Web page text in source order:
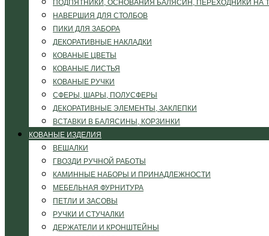
ПОДПЯТНИКИ, ОСНОВАНИЯ БАЛЯСИН, ПЕРЕХОДНИКИ НА
НАВЕРШИЯ ДЛЯ СТОЛБОВ
ПИКИ ДЛЯ ЗАБОРА
ДЕКОРАТИВНЫЕ НАКЛАДКИ
КОВАНЫЕ ЦВЕТЫ
КОВАНЫЕ ЛИСТЬЯ
КОВАНЫЕ РУЧКИ
СФЕРЫ, ШАРЫ, ПОЛУСФЕРЫ
ДЕКОРАТИВНЫЕ ЭЛЕМЕНТЫ, ЗАКЛЕПКИ
ВСТАВКИ В БАЛЯСИНЫ, КОРЗИНКИ
КОВАНЫЕ ИЗДЕЛИЯ
ВЕШАЛКИ
ГВОЗДИ РУЧНОЙ РАБОТЫ
КАМИННЫЕ НАБОРЫ И ПРИНАДЛЕЖНОСТИ
МЕБЕЛЬНАЯ ФУРНИТУРА
ПЕТЛИ И ЗАСОВЫ
РУЧКИ И СТУЧАЛКИ
ДЕРЖАТЕЛИ И КРОНШТЕЙНЫ